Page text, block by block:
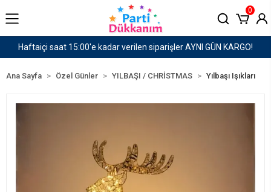
GÜN KARGO! 1500 TL ve Üzeri Kargo
0
Ana Sayfa Özel Günler YILBAŞI / CHRİSTMAS Yılbaşı Işıkları